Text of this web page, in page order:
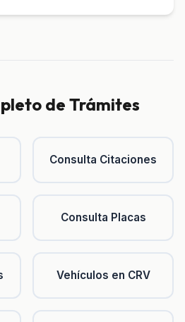
de Trámites
Consulta Citaciones
Consulta Placas
Vehículos en CRV